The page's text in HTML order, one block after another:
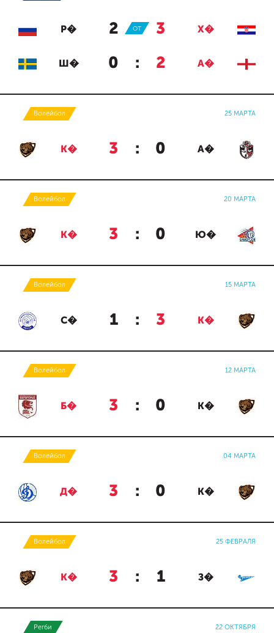
Р� 2 : 3 Х�
ОТ
Ш� 0 : 2 А�
Волейбол 25 МАРТА
К� 3 : 0 А�
Волейбол 20 МАРТА
К� 3 : 0 Ю�
Волейбол 15 МАРТА
С� 1 : 3 К�
Волейбол 12 МАРТА
Б� 3 : 0 К�
Волейбол 04 МАРТА
Д� 3 : 0 К�
Волейбол 25 ФЕВРАЛЯ
К� 3 : 1 З�
Регби 22 ОКТЯБРЯ